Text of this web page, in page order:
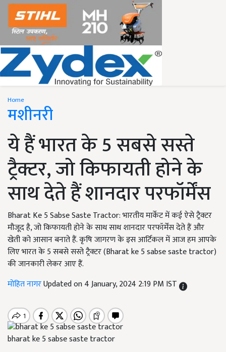
Home
मशीनरी
ये हैं भारत के 5 सबसे सस्ते
ट्रैक्टर, जो किफायती होने के
साथ देते हैं शानदार परफॉर्मेंस
Bharat Ke 5 Sabse Saste Tractor: भारतीय मार्केट में कई ऐसे ट्रैक्टर
मौजूद है, जो किफायती होने के साथ साथ शानदार परफॉर्मेंस देते हैं और
खेती को आसान बनाते हैं. कृषि जागरण के इस आर्टिकल में आज हम आपके
लिए भारत के 5 सबसे सस्ते ट्रैक्टर (Bharat ke 5 sabse saste tractor)
की जानकारी लेकर आए हैं.
मोहित नागरUpdated on 4 January, 2024 2:19 PM IST
bharat ke 5 sabse saste tractor